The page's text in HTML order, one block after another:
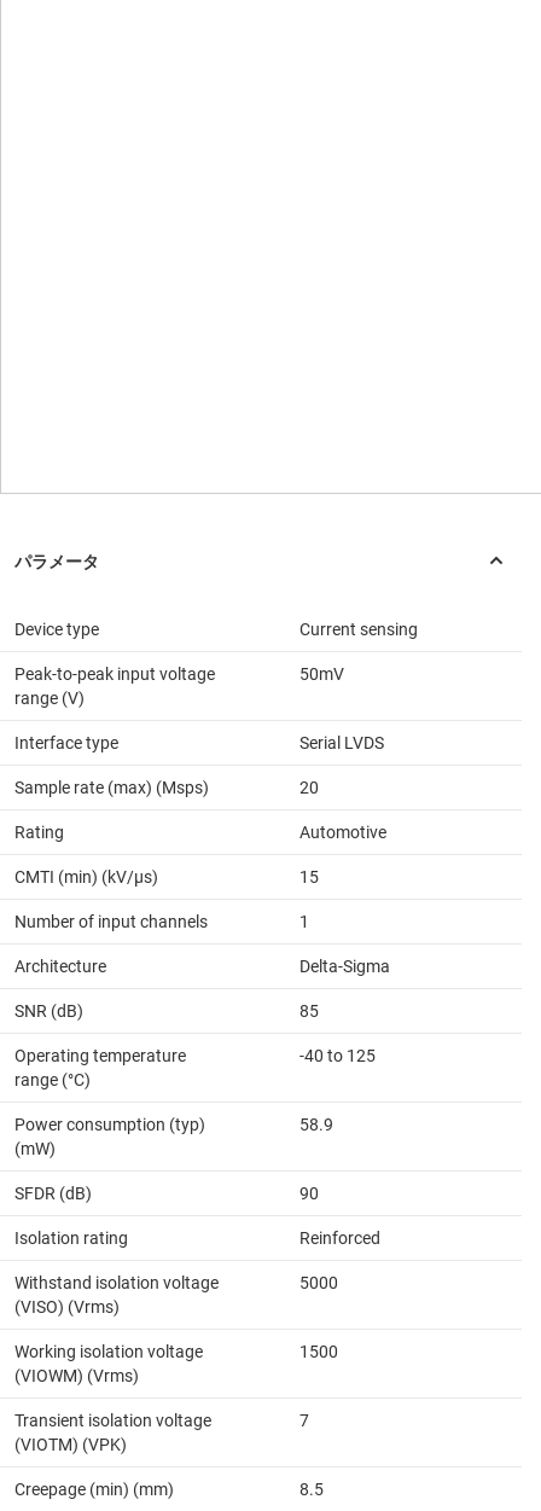
Device type Current sensing
Peak-to-peak input voltage
range (V)
50mV
Interface type Serial LVDS
Sample rate (max) (Msps) 20
Rating Automotive
CMTI (min) (kV/µs) 15
Number of input channels 1
Architecture Delta-Sigma
SNR (dB) 85
Operating temperature
range (°C)
-40 to 125
Power consumption (typ)
(mW)
58.9
SFDR (dB) 90
Isolation rating Reinforced
Withstand isolation voltage
(VISO) (Vrms)
5000
Working isolation voltage
(VIOWM) (Vrms)
1500
Transient isolation voltage
(VIOTM) (VPK)
7
Creepage (min) (mm) 8.5